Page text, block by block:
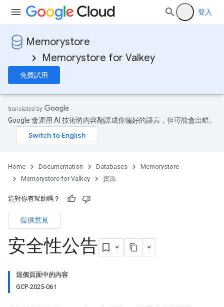
登入
Memorystore
Memorystore for Valkey
免費試用
Google 會運用 AI 技術將內容翻譯成你偏好的語言，但可能會出錯。
Home Documentation Databases
Memorystore
Memorystore for Valkey
資源
這對你有幫助嗎？
提供意見
安全性公告
這個頁面中的內容
GCP-2025-061